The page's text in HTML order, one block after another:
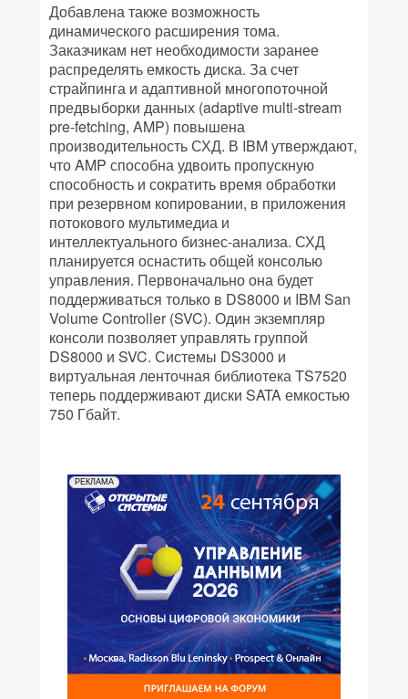
Добавлена также возможность
динамического расширения тома.
Заказчикам нет необходимости заранее
распределять емкость диска. За счет
страйпинга и адаптивной многопоточной
предвыборки данных (adaptive multi-stream
pre-fetching, AMP) повышена
производительность СХД. В IBM утверждают,
что AMP способна удвоить пропускную
способность и сократить время обработки
при резервном копировании, в приложения
потокового мультимедиа и
интеллектуального бизнес-анализа. СХД
планируется оснастить общей консолью
управления. Первоначально она будет
поддерживаться только в DS8000 и IBM San
Volume Controller (SVC). Один экземпляр
консоли позволяет управлять группой
DS8000 и SVC. Системы DS3000 и
виртуальная ленточная библиотека TS7520
теперь поддерживают диски SATA емкостью
750 Гбайт.
РЕКЛАМА